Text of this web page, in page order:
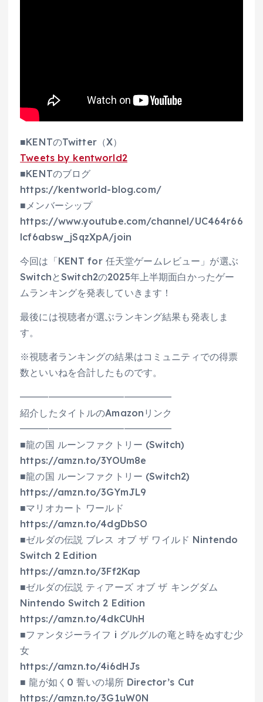
■KENTのTwitter（X）
Tweets by kentworld2
■KENTのブログ
https://kentworld-blog.com/
■メンバーシップ
https://www.youtube.com/channel/UC464r66
lcf6absw_jSqzXpA/join
今回は「KENT for 任天堂ゲームレビュー」が選ぶ
SwitchとSwitch2の2025年上半期面白かったゲー
ムランキングを発表していきます！
最後には視聴者が選ぶランキング結果も発表しま
す。
※視聴者ランキングの結果はコミュニティでの得票
数といいねを合計したものです。
━━━━━━━━━━━━━━━━
紹介したタイトルのAmazonリンク
━━━━━━━━━━━━━━━━
■龍の国 ルーンファクトリー (Switch)
https://amzn.to/3YOUm8e
■龍の国 ルーンファクトリー (Switch2)
https://amzn.to/3GYmJL9
■マリオカート ワールド
https://amzn.to/4dgDbSO
■ゼルダの伝説 ブレス オブ ザ ワイルド Nintendo
Switch 2 Edition
https://amzn.to/3Ff2Kap
■ゼルダの伝説 ティアーズ オブ ザ キングダム
Nintendo Switch 2 Edition
https://amzn.to/4dkCUhH
■ファンタジーライフ i グルグルの竜と時をぬすむ少
女
https://amzn.to/4i6dHJs
■ 龍が如く0 誓いの場所 Director’s Cut
https://amzn.to/3G1uW0N